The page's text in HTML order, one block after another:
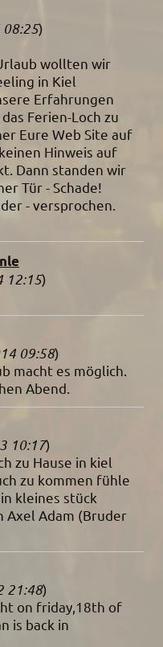
08:25)
wollten wir
in Kiel
Erfahrungen
Ferien-Loch zu
Eure Web Site auf
Hinweis auf
Dann standen wir
Tür - Schade!
- versprochen.
12:15)
09:58)
macht es möglich.
Abend.
10:17)
zu Hause in kiel
zu kommen fühle
kleines stück
Axel Adam (Bruder
21:48)
on friday,18th of
is back in